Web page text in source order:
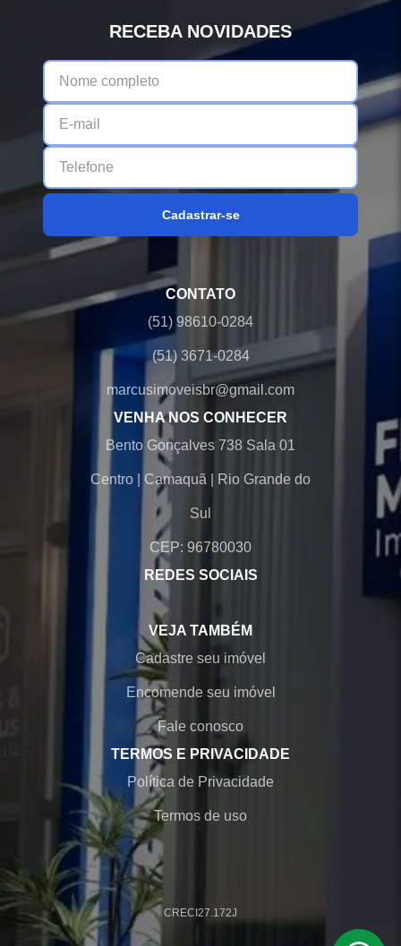
RECEBA NOVIDADES
Cadastrar-se
CONTATO
(51) 98610-0284
(51) 3671-0284
marcusimoveisbr@gmail.com
VENHA NOS CONHECER
Bento Gonçalves 738 Sala 01
Centro Camaquã Rio Grande do
Sul
CEP: 96780030
REDES SOCIAIS
VEJA TAMBÉM
Cadastre seu imóvel
Encomende seu imóvel
Fale conosco
TERMOS E PRIVACIDADE
Política de Privacidade
Termos de uso
CRECI 27.172J